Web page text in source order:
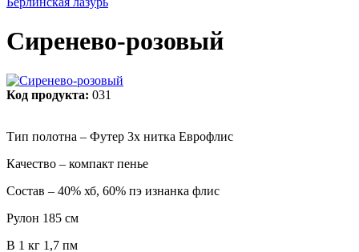
Сиренево-розовый
Код продукта: 031
Тип полотна – Футер 3х нитка Еврофлис
Качество – компакт пенье
Состав – 40% хб, 60% пэ изнанка флис
Рулон 185 см
В 1 кг 1,7 пм